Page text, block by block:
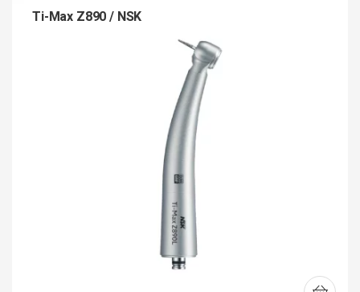
Ti-Max Z890 / NSK